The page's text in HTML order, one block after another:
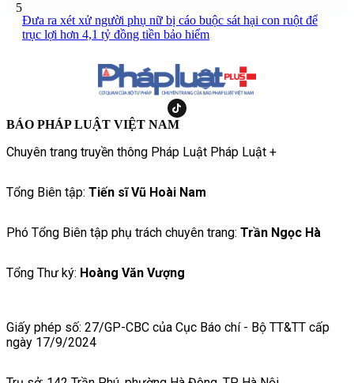
5
Đưa ra xét xử người phụ nữ bị cáo buộc sát hại con ruột để
trục lợi hơn 4,1 tỷ đồng tiền bảo hiểm
BÁO PHÁP LUẬT VIỆT NAM
Chuyên trang truyền thông Pháp Luật Pháp Luật +
Tổng Biên tập: Tiến sĩ Vũ Hoài Nam
Phó Tổng Biên tập phụ trách chuyên trang: Trần Ngọc Hà
Tổng Thư ký: Hoàng Văn Vượng
Giấy phép số: 27/GP-CBC của Cục Báo chí - Bộ TT&TT cấp
ngày 17/9/2024